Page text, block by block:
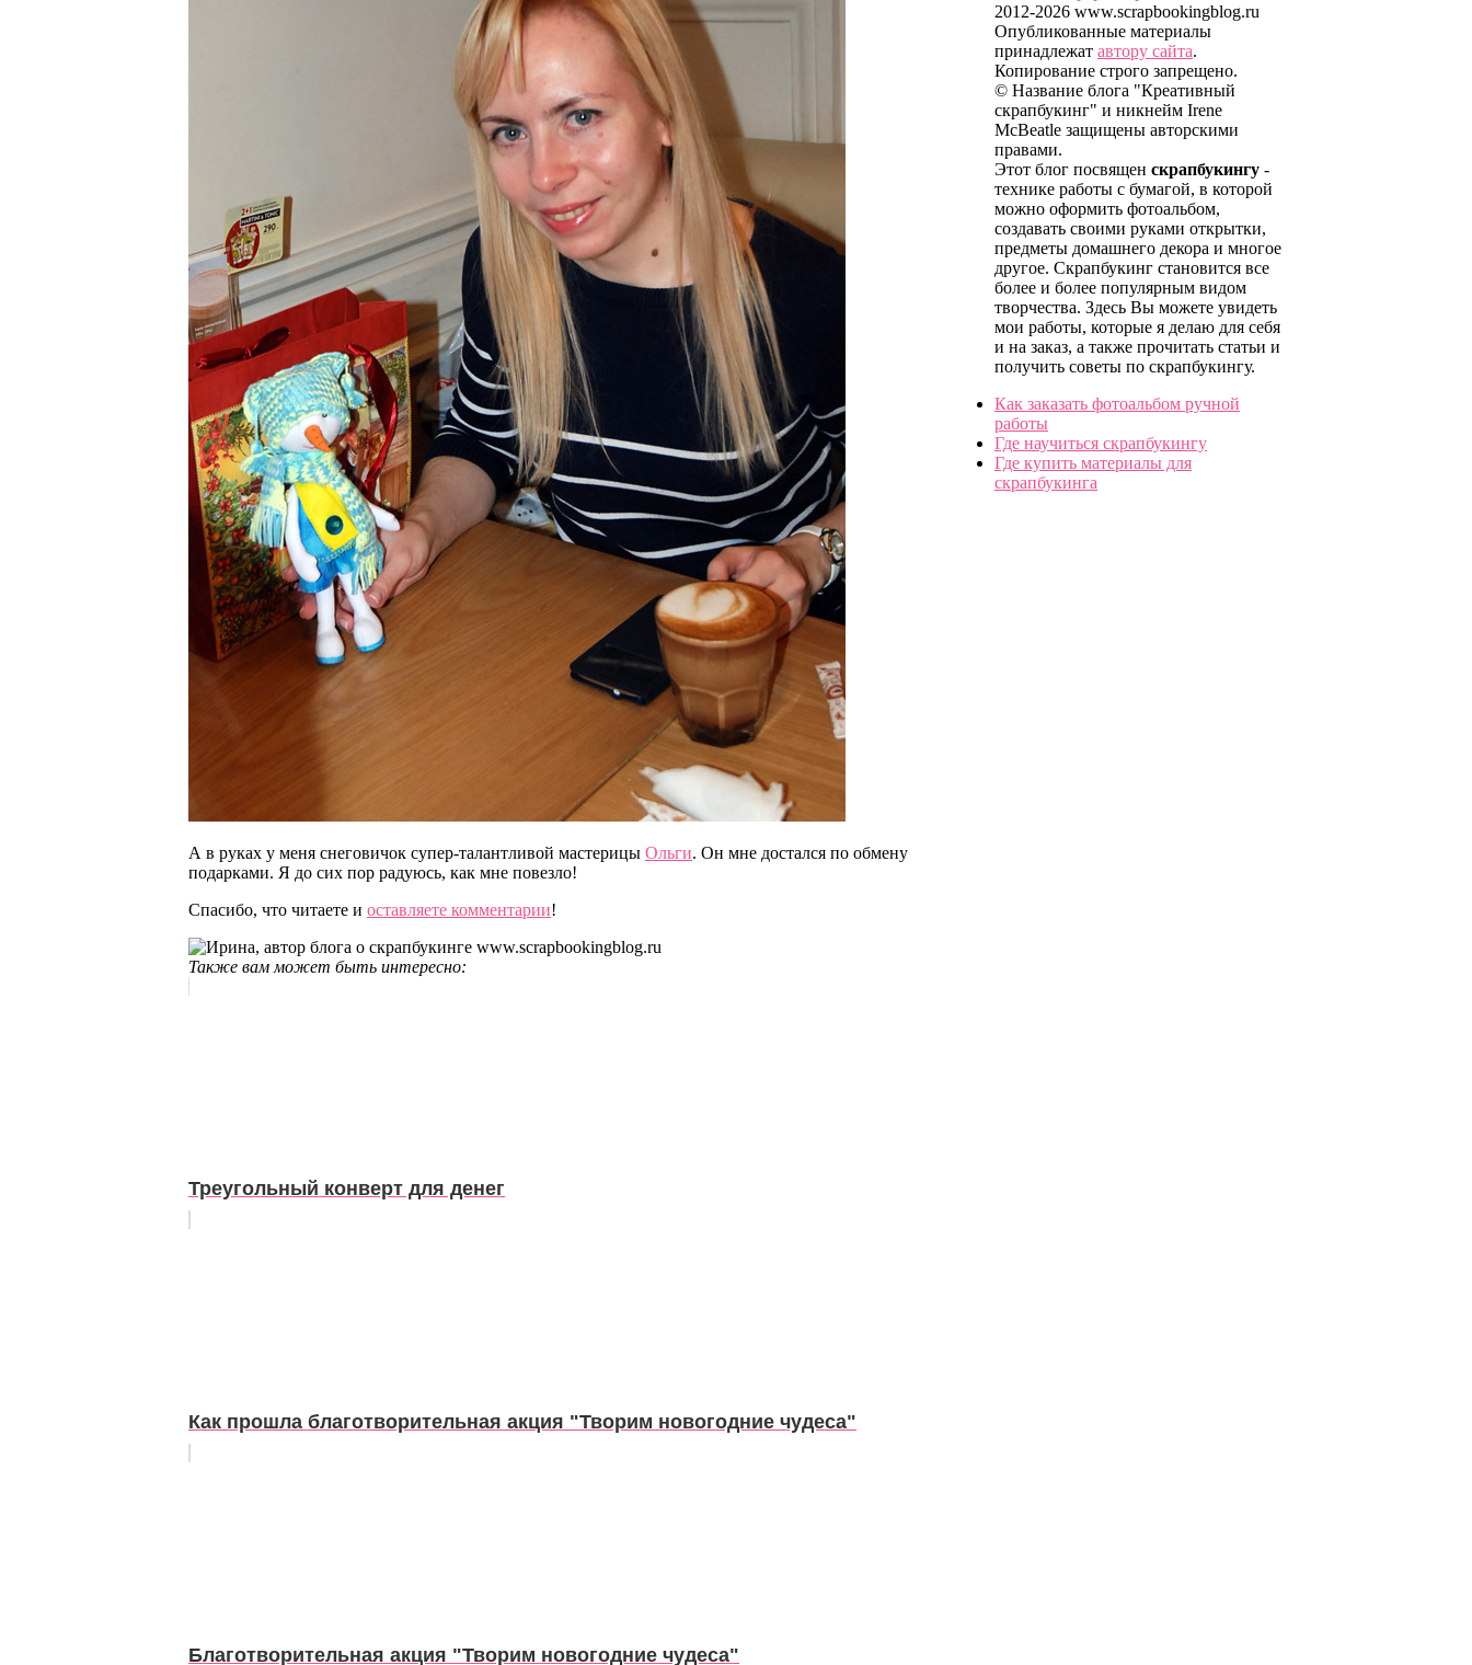
А в руках у меня снеговичок супер-талантливой мастерицы Ольги. Он мне достался по обмену
подарками. Я до сих пор радуюсь, как мне повезло!
Спасибо, что читаете и оставляете комментарии!
Также вам может быть интересно:
Треугольный конверт для денег
Как прошла благотворительная акция "Творим новогодние чудеса"
Благотворительная акция "Творим новогодние чудеса"
2012-2026 www.scrapbookingblog.ru
Опубликованные материалы
принадлежат автору сайта.
Копирование строго запрещено.
© Название блога "Креативный
скрапбукинг" и никнейм Irene
McBeatle защищены авторскими
правами.
Этот блог посвящен скрапбукингу -
технике работы с бумагой, в которой
можно оформить фотоальбом,
создавать своими руками открытки,
предметы домашнего декора и многое
другое. Скрапбукинг становится все
более и более популярным видом
творчества. Здесь Вы можете увидеть
мои работы, которые я делаю для себя
и на заказ, а также прочитать статьи и
получить советы по скрапбукингу.
Как заказать фотоальбом ручной
работы
Где научиться скрапбукингу
Где купить материалы для
скрапбукинга